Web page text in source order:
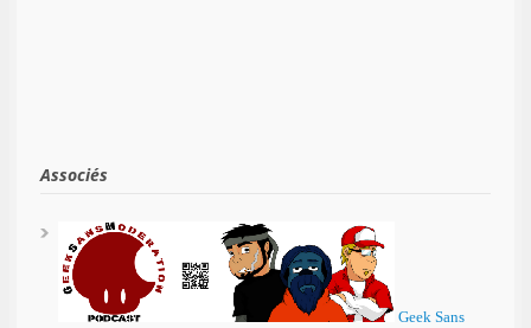
Associés
Geek Sans